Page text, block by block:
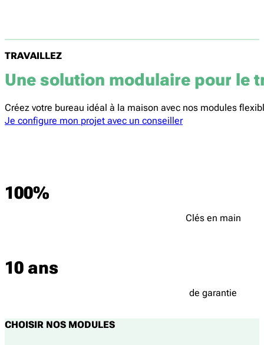
TRAVAILLEZ
Une solution modulaire pour le
Créez votre bureau idéal à la maison avec nos modules
Je configure mon projet avec un conseiller
100%
Clés en main
10 ans
de garantie
CHOISIR NOS MODULES